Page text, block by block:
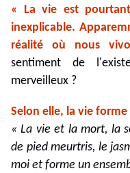
« La vie est
inexplicable.
réalité où nous
sentiment de
merveilleux ?
Selon elle, la vie
« La vie et la mort, la
de pied meurtris, le
moi et forme un